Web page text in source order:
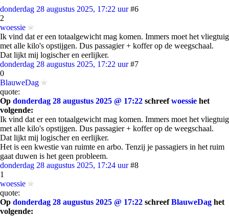
donderdag 28 augustus 2025, 17:22 uur #6
2
woessie
Ik vind dat er een totaalgewicht mag komen. Immers moet het vliegtuig
met alle kilo's opstijgen. Dus passagier + koffer op de weegschaal.
Dat lijkt mij logischer en eerlijker.
donderdag 28 augustus 2025, 17:22 uur #7
0
BlauweDag
quote:
Op donderdag 28 augustus 2025 @ 17:22 schreefwoessie het
volgende:
Ik vind dat er een totaalgewicht mag komen. Immers moet het vliegtuig
met alle kilo's opstijgen. Dus passagier + koffer op de weegschaal.
Dat lijkt mij logischer en eerlijker.
Het is een kwestie van ruimte en arbo. Tenzij je passagiers in het ruim
gaat duwen is het geen probleem.
donderdag 28 augustus 2025, 17:24 uur #8
1
woessie
quote:
Op donderdag 28 augustus 2025 @ 17:22 schreefBlauweDag het
volgende: